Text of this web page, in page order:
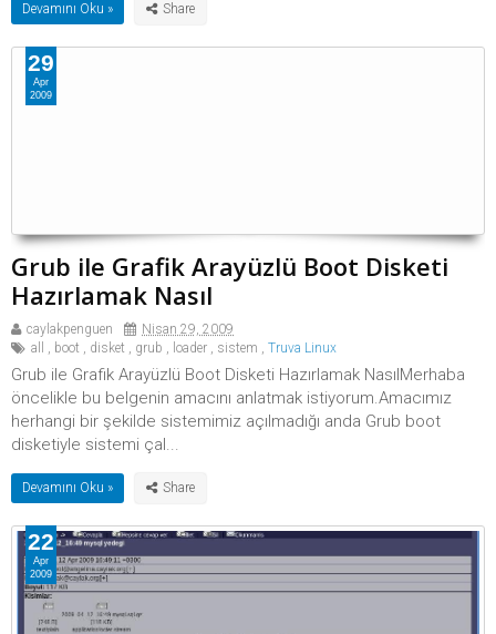
Devamını Oku »
Grub ile Grafik Arayüzlü Boot Disketi
Hazırlamak Nasıl
caylakpenguen
Nisan 29, 2009
all
, boot , disket , grub , loader , sistem , Truva Linux
Grub ile Grafik Arayüzlü Boot Disketi Hazırlamak NasılMerhaba
öncelikle bu belgenin amacını anlatmak istiyorum.Amacımız
herhangi bir şekilde sistemimiz açılmadığı anda Grub boot
disketiyle sistemi çal...
Devamını Oku »
29
Apr
2009
22
Apr
2009